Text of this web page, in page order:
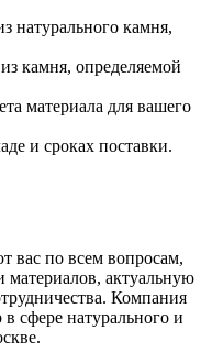
натурального камня,
камня, определяемой
материала для вашего
и сроках поставки.
вас по всем вопросам,
материалов, актуальную
Компания
сфере натурального и